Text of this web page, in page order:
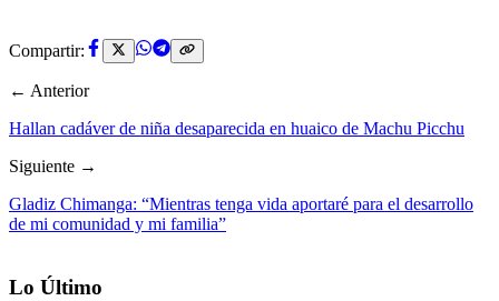
Compartir:
← Anterior
Hallan cadáver de niña desaparecida en huaico de Machu Picchu
Siguiente →
Gladiz Chimanga: “Mientras tenga vida aportaré para el desarrollo
de mi comunidad y mi familia”
Lo Último